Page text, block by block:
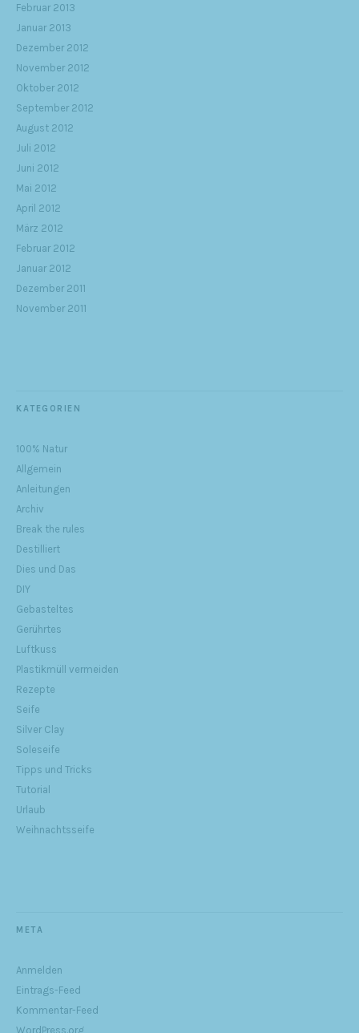
Februar 2013
Januar 2013
Dezember 2012
November 2012
Oktober 2012
September 2012
August 2012
Juli 2012
Juni 2012
Mai 2012
April 2012
März 2012
Februar 2012
Januar 2012
Dezember 2011
November 2011
KATEGORIEN
100% Natur
Allgemein
Anleitungen
Archiv
Break the rules
Destilliert
Dies und Das
DIY
Gebasteltes
Gerührtes
Luftkuss
Plastikmüll vermeiden
Rezepte
Seife
Silver Clay
Soleseife
Tipps und Tricks
Tutorial
Urlaub
Weihnachtsseife
META
Anmelden
Eintrags-Feed
Kommentar-Feed
WordPress.org